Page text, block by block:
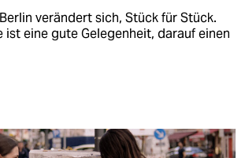
verändert sich, Stück für Stück.
ist eine gute Gelegenheit, darauf einen